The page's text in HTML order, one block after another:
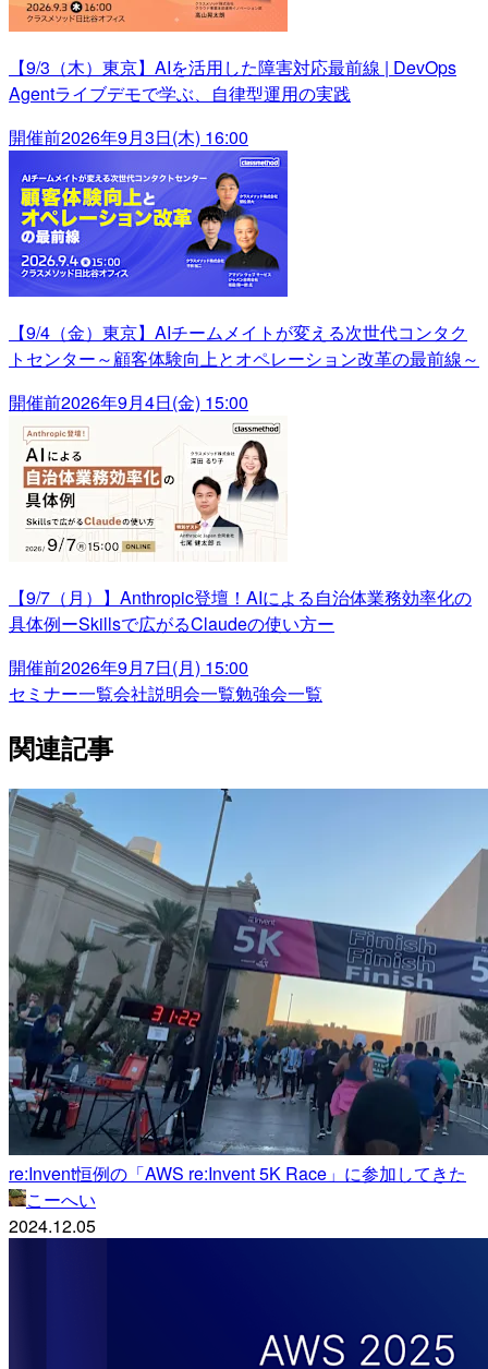
【9/3（木）東京】AIを活用した障害対応最前線 | DevOps
Agentライブデモで学ぶ、自律型運用の実践
開催前2026年9月3日(木) 16:00
【9/4（金）東京】AIチームメイトが変える次世代コンタク
トセンター～顧客体験向上とオペレーション改革の最前線～
開催前2026年9月4日(金) 15:00
【9/7（月）】Anthropic登壇！AIによる自治体業務効率化の
具体例ーSkillsで広がるClaudeの使い方ー
開催前2026年9月7日(月) 15:00
セミナー一覧会社説明会一覧勉強会一覧
関連記事
re:Invent恒例の「AWS re:Invent 5K Race」に参加してきた
こーへい
2024.12.05